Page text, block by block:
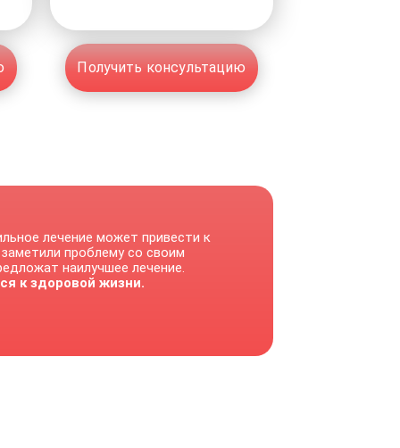
Получить консультацию
лечение может привести к
проблему со своим
наилучшее лечение.
к здоровой жизни.